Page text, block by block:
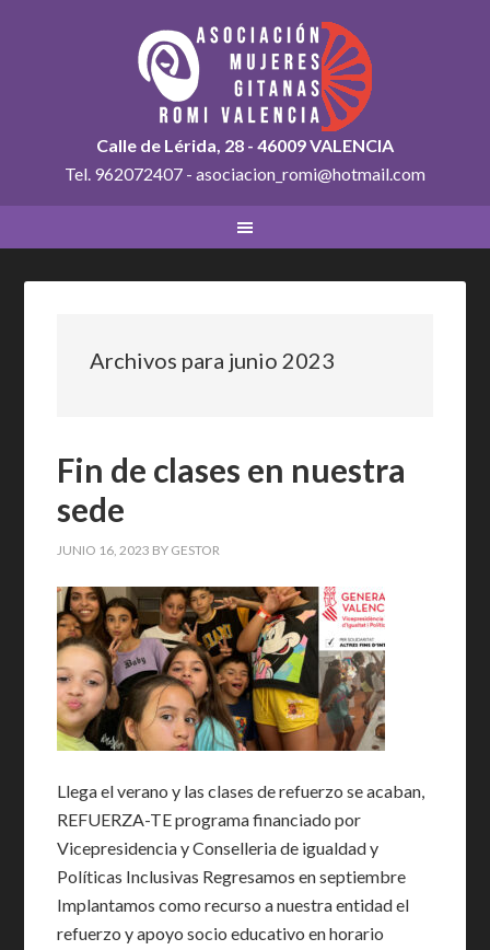
Calle de Lérida, 28 - 46009 VALENCIA
Tel. 962072407 - asociacion_romi@hotmail.com
Archivos para junio 2023
Fin de clases en nuestra
sede
JUNIO 16, 2023 BY GESTOR
Llega el verano y las clases de refuerzo se acaban,
REFUERZA-TE programa financiado por
Vicepresidencia y Conselleria de igualdad y
Políticas Inclusivas Regresamos en septiembre
Implantamos como recurso a nuestra entidad el
refuerzo y apoyo socio educativo en horario